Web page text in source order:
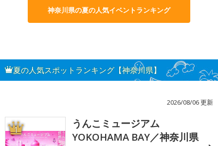
神奈川県の夏の人気イベントランキング
夏の人気スポットランキング【神奈川県】
2026/08/06 更新
1
うんこミュージアム
YOKOHAMA BAY／神奈川県